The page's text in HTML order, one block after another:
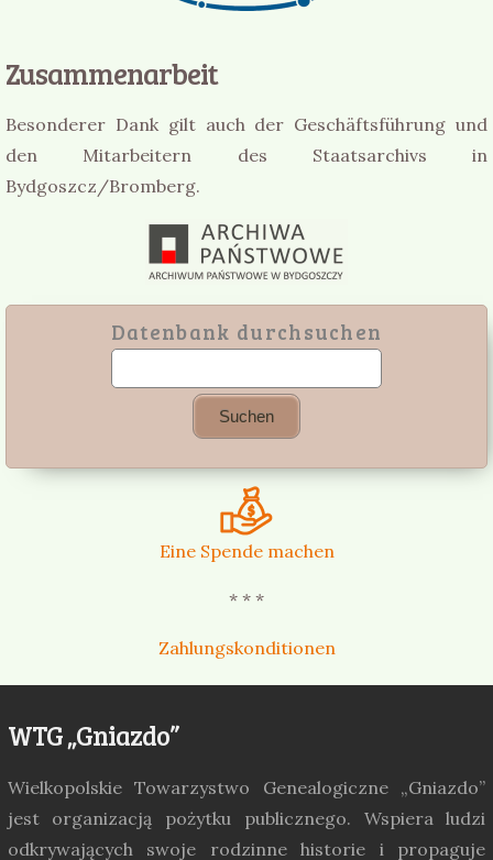
Zusammenarbeit
Besonderer Dank gilt auch der Geschäftsführung und
den Mitarbeitern des Staatsarchivs in
Bydgoszcz/Bromberg.
Datenbank durchsuchen
Eine Spende machen
* * *
Zahlungskonditionen
WTG „Gniazdo”
Wielkopolskie Towarzystwo Genealogiczne „Gniazdo”
jest organizacją pożytku publicznego. Wspiera ludzi
odkrywających swoje rodzinne historie i propaguje